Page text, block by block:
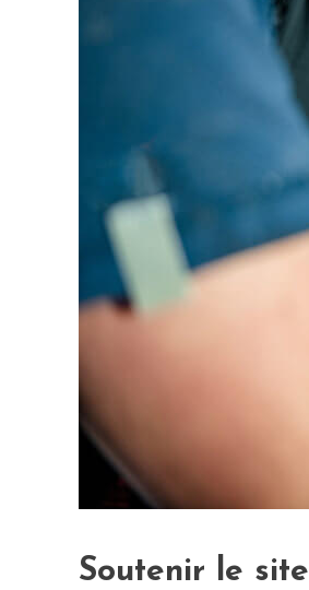
Soutenir le site